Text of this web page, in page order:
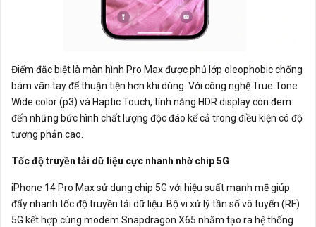
Điểm đặc biệt là màn hình Pro Max được phủ lớp oleophobic chống
bám vân tay để thuận tiện hơn khi dùng. Với công nghệ True Tone
Wide color (p3) và Haptic Touch, tính năng HDR display còn đem
đến những bức hình chất lượng độc đáo kể cả trong điều kiện có độ
tương phản cao.
Tốc độ truyền tải dữ liệu cực nhanh nhờ chip 5G
iPhone 14 Pro Max sử dụng chip 5G với hiệu suất mạnh mẽ giúp
đẩy nhanh tốc độ truyền tải dữ liệu. Bộ vi xử lý tần số vô tuyến (RF)
5G kết hợp cùng modem Snapdragon X65 nhằm tạo ra hệ thống